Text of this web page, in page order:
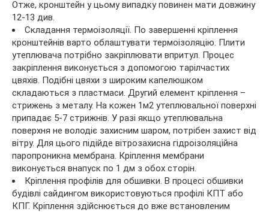
Отже, кронштейн у цьому випадку повинен мати довжину
12-13 див.
Складання термоізоляції. По завершенні кріплення
кронштейнів варто облаштувати термоізоляцію. Плити
утеплювача потрібно закріплювати впритул. Процес
закріплення виконується з допомогою тарілчастих
цвяхів. Подібні цвяхи з широким капелюшком
складаються з пластмаси. Другий елемент кріплення –
стрижень з металу. На кожен 1м2 утеплювальної поверхні
припадає 5-7 стрижнів. У разі якщо утеплювальна
поверхня не володіє захисним шаром, потрібен захист від
вітру. Для цього підійде вітрозахисна гідроізоляційна
паропроникна мембрана. Кріплення мембрани
виконується внапуск по 1 дм з обох сторін.
Кріплення профілів для обшивки. В процесі обшивки
будівлі сайдингом використовуються профілі КПТ або
КПГ. Кріплення здійснюється до вже встановленим